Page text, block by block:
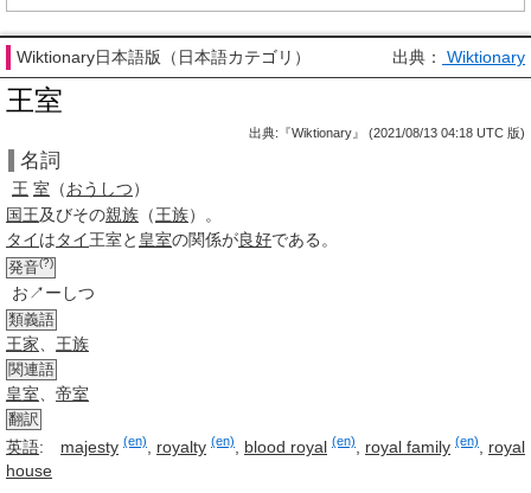
Wiktionary日本語版（日本語カテゴリ） 出典： Wiktionary
王室
出典:『Wiktionary』 (2021/08/13 04:18 UTC 版)
名詞
王 室 （おうしつ）
国王及びその親族 （王族）。
タイはタイ王室と 皇室の関係が良好である。
発音(?)
お↗ーしつ
類義語
王家 王族
関連語
皇室 帝室
翻訳
英語: majesty (en) royalty (en) blood royal (en) royal family (en)
royal
house